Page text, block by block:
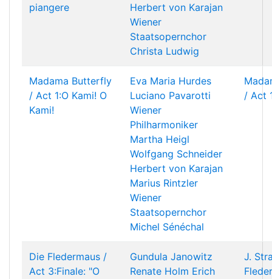
piangere
Herbert von Karajan
Wiener
Staatsopernchor
Christa Ludwig
Madama Butterfly
/ Act 1:O Kami! O
Kami!
Eva Maria Hurdes
Luciano Pavarotti
Wiener
Philharmoniker
Martha Heigl
Wolfgang Schneider
Herbert von Karajan
Marius Rintzler
Wiener
Staatsopernchor
Michel Sénéchal
/ Act
Die Fledermaus /
Act 3:Finale: "O
Gundula Janowitz
Renate Holm Erich
J.